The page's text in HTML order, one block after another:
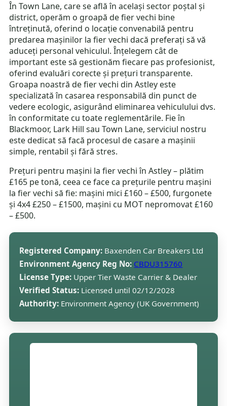
În Town Lane, care se află în același sector poștal și
district, operăm o groapă de fier vechi bine
întreținută, oferind o locație convenabilă pentru
predarea mașinilor la fier vechi dacă preferați să vă
aduceți personal vehiculul. Înțelegem cât de
important este să gestionăm fiecare pas profesionist,
oferind evaluări corecte și prețuri transparente.
Groapa noastră de fier vechi din Astley este
specializată în casarea responsabilă din punct de
vedere ecologic, asigurând eliminarea vehiculului dvs.
în conformitate cu toate reglementările. Fie în
Blackmoor, Lark Hill sau Town Lane, serviciul nostru
este dedicat să facă procesul de casare a mașinii
simple, rentabil și fără stres.
Prețuri pentru mașini la fier vechi în Astley – plătim
£165 pe tonă, ceea ce face ca prețurile pentru mașini
la fier vechi să fie: mașini mici £160 – £500, furgonete
și 4x4 £250 – £1500, mașini cu MOT nepromovat £160
– £500.
Registered Company: Baxenden Car Breakers Ltd
Environment Agency Reg No: CBDU315760
License Type: Upper Tier Waste Carrier & Dealer
Verified Status: Licensed until 02/12/2028
Authority: Environment Agency (UK Government)